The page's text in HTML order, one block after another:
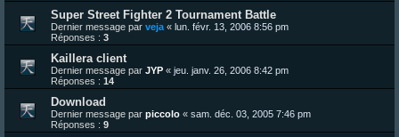
Super Street Fighter 2 Tournament Battle
Dernier message par veja « lun. févr. 13, 2006 8:56 pm
Réponses : 3
Kaillera client
Dernier message par JYP « jeu. janv. 26, 2006 8:42 pm
Réponses : 14
Download
Dernier message par piccolo « sam. déc. 03, 2005 7:46 pm
Réponses : 9